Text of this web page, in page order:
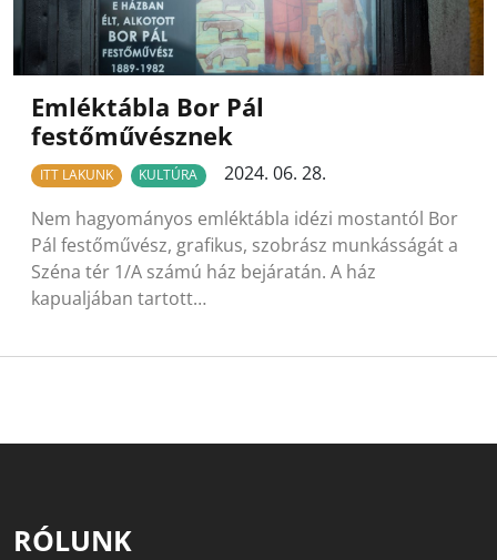
Emléktábla Bor Pál
festőművésznek
ITT LAKUNK KULTÚRA
2024. 06. 28.
Nem hagyományos emléktábla idézi mostantól Bor
Pál festőművész, grafikus, szobrász munkásságát a
Széna tér 1/A számú ház bejáratán. A ház
kapualjában tartott…
RÓLUNK